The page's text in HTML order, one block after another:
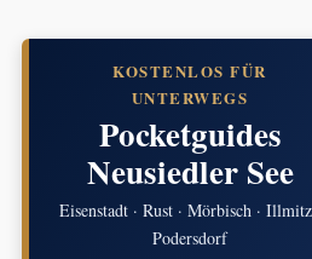
KOSTENLOS FÜR
UNTERWEGS
Pocketguides
Neusiedler See
Eisenstadt · Rust · Mörbisch · Illmitz
Podersdorf